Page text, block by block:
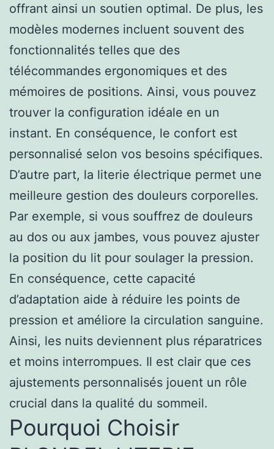
offrant ainsi un soutien optimal. De plus, les
modèles modernes incluent souvent des
fonctionnalités telles que des
télécommandes ergonomiques et des
mémoires de positions. Ainsi, vous pouvez
trouver la configuration idéale en un
instant. En conséquence, le confort est
personnalisé selon vos besoins spécifiques.
D’autre part, la literie électrique permet une
meilleure gestion des douleurs corporelles.
Par exemple, si vous souffrez de douleurs
au dos ou aux jambes, vous pouvez ajuster
la position du lit pour soulager la pression.
En conséquence, cette capacité
d’adaptation aide à réduire les points de
pression et améliore la circulation sanguine.
Ainsi, les nuits deviennent plus réparatrices
et moins interrompues. Il est clair que ces
ajustements personnalisés jouent un rôle
crucial dans la qualité du sommeil.
Pourquoi Choisir